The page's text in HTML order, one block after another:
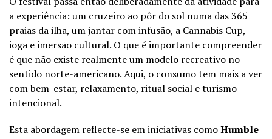
a experiência: um cruzeiro ao pôr do sol numa das 365
praias da ilha, um jantar com infusão, a Cannabis Cup,
ioga e imersão cultural. O que é importante compreender
é que não existe realmente um modelo recreativo no
sentido norte-americano. Aqui, o consumo tem mais a ver
com bem-estar, relaxamento, ritual social e turismo
intencional.
Esta abordagem reflecte-se em iniciativas comoHumble